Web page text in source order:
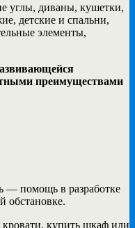
углы, диваны, кушетки,
детские и спальни,
элементы,
преимуществами
— помощь в разработке
обстановке.
купить шкаф или